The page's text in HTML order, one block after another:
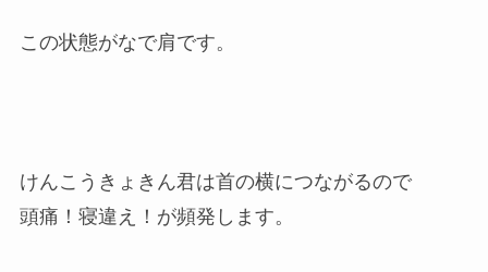
この状態がなで肩です。
けんこうきょきん君は首の横につながるので
頭痛！寝違え！が頻発します。